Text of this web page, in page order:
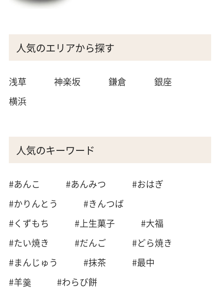
人気のエリアから探す
浅草 神楽坂 鎌倉
銀座
横浜
人気のキーワード
#あんこ #あんみつ
#おはぎ
#かりんとう
#きんつば
#くずもち
#上生菓子
#大福
#たい焼き
#だんご
#どら焼き
#まんじゅう
#抹茶
#最中
#羊羹
#わらび餅